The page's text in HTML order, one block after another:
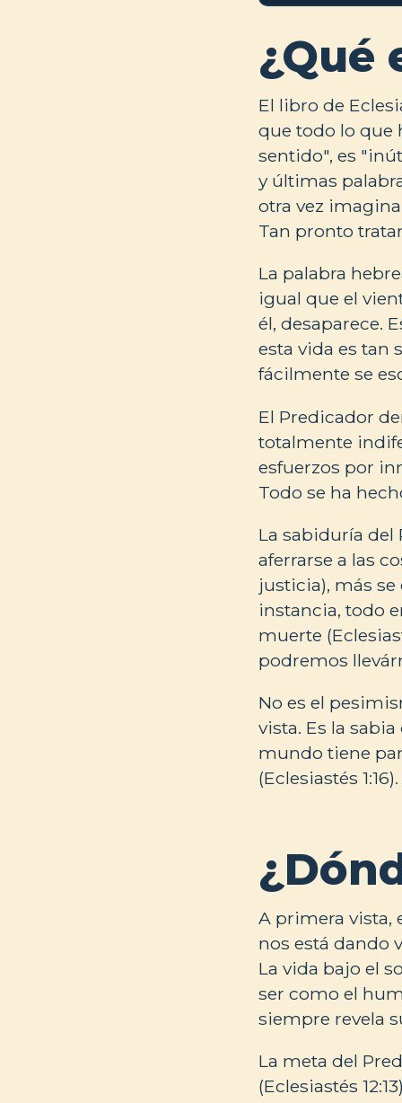
¿Qué
El libro de
que todo lo que
sentido", es
y últimas
otra vez
Tan pronto
La palabra
igual que el
él, desaparece.
esta vida es tan
fácilmente se
El Predicador
totalmente
esfuerzos por
Todo se ha
La sabiduría
aferrarse a las
justicia), más
instancia, todo
muerte
podremos
No es el
vista. Es la
mundo tiene
(Eclesiastés 1:16).
A primera vista,
nos está dando
La vida bajo el
ser como el
siempre revela
La meta del
(Eclesiastés